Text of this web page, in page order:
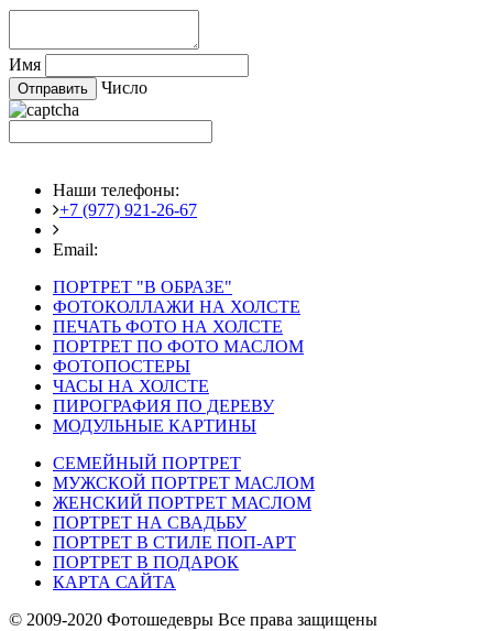
Имя
Число
Наши телефоны:
+7 (977) 921-26-67
Email:
ПОРТРЕТ "В ОБРАЗЕ"
ФОТОКОЛЛАЖИ НА ХОЛСТЕ
ПЕЧАТЬ ФОТО НА ХОЛСТЕ
ПОРТРЕТ ПО ФОТО МАСЛОМ
ФОТОПОСТЕРЫ
ЧАСЫ НА ХОЛСТЕ
ПИРОГРАФИЯ ПО ДЕРЕВУ
МОДУЛЬНЫЕ КАРТИНЫ
СЕМЕЙНЫЙ ПОРТРЕТ
МУЖСКОЙ ПОРТРЕТ МАСЛОМ
ЖЕНСКИЙ ПОРТРЕТ МАСЛОМ
ПОРТРЕТ НА СВАДЬБУ
ПОРТРЕТ В СТИЛЕ ПОП-АРТ
ПОРТРЕТ В ПОДАРОК
КАРТА САЙТА
© 2009-2020 Фотошедевры Все права защищены